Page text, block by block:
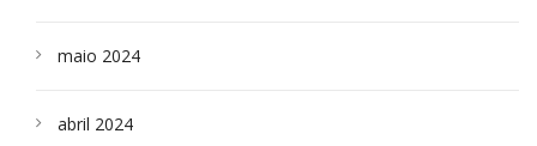
maio 2024
abril 2024